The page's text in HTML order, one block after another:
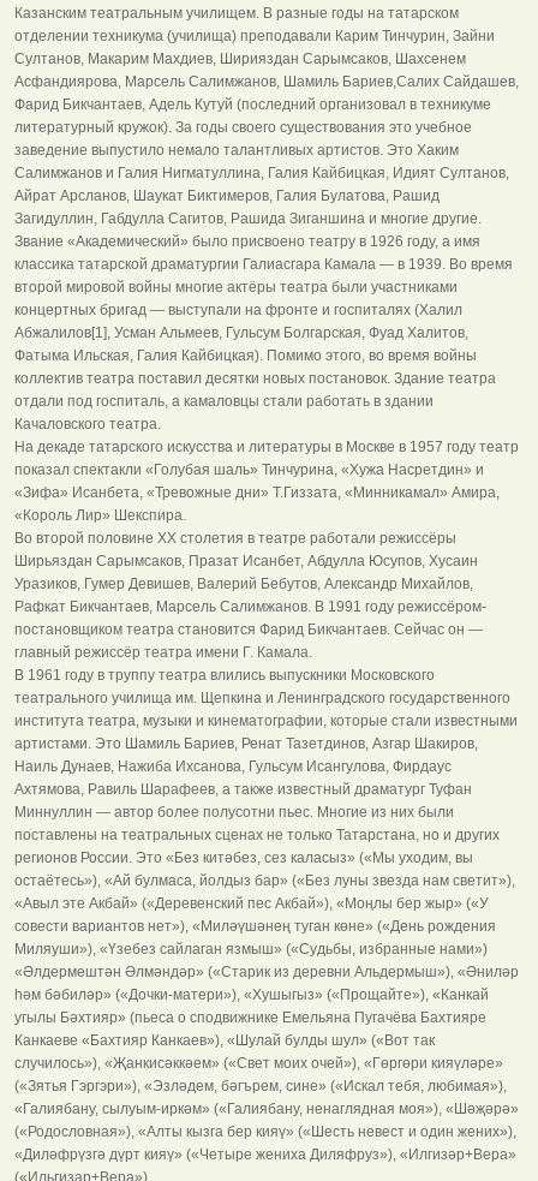
Казанским театральным училищем. В разные годы на татарском
отделении техникума (училища) преподавали Карим Тинчурин, Зайни
Султанов, Макарим Махдиев, Ширияздан Сарымсаков, Шахсенем
Асфандиярова, Марсель Салимжанов, Шамиль Бариев,Салих Сайдашев,
Фарид Бикчантаев, Адель Кутуй (последний организовал в техникуме
литературный кружок). За годы своего существования это учебное
заведение выпустило немало талантливых артистов. Это Хаким
Салимжанов и Галия Нигматуллина, Галия Кайбицкая, Идият Султанов,
Айрат Арсланов, Шаукат Биктимеров, Галия Булатова, Рашид
Загидуллин, Габдулла Сагитов, Рашида Зиганшина и многие другие.
Звание «Академический» было присвоено театру в 1926 году, а имя
классика татарской драматургии Галиасгара Камала — в 1939. Во время
второй мировой войны многие актёры театра были участниками
концертных бригад — выступали на фронте и госпиталях (Халил
Абжалилов[1], Усман Альмеев, Гульсум Болгарская, Фуад Халитов,
Фатыма Ильская, Галия Кайбицкая). Помимо этого, во время войны
коллектив театра поставил десятки новых постановок. Здание театра
отдали под госпиталь, а камаловцы стали работать в здании
Качаловского театра.
На декаде татарского искусства и литературы в Москве в 1957 году театр
показал спектакли «Голубая шаль» Тинчурина, «Хужа Насретдин» и
«Зифа» Исанбета, «Тревожные дни» Т.Гиззата, «Минникамал» Амира,
«Король Лир» Шекспира.
Во второй половине XX столетия в театре работали режиссёры
Ширьяздан Сарымсаков, Празат Исанбет, Абдулла Юсупов, Хусаин
Уразиков, Гумер Девишев, Валерий Бебутов, Александр Михайлов,
Рафкат Бикчантаев, Марсель Салимжанов. В 1991 году режиссёром-
постановщиком театра становится Фарид Бикчантаев. Сейчас он —
главный режиссёр театра имени Г. Камала.
В 1961 году в труппу театра влились выпускники Московского
театрального училища им. Щепкина и Ленинградского государственного
института театра, музыки и кинематографии, которые стали известными
артистами. Это Шамиль Бариев, Ренат Тазетдинов, Азгар Шакиров,
Наиль Дунаев, Нажиба Ихсанова, Гульсум Исангулова, Фирдаус
Ахтямова, Равиль Шарафеев, а также известный драматург Туфан
Миннуллин — автор более полусотни пьес. Многие из них были
поставлены на театральных сценах не только Татарстана, но и других
регионов России. Это «Без китәбез, сез каласыз» («Мы уходим, вы
остаётесь»), «Ай булмаса, йолдыз бар» («Без луны звезда нам светит»),
«Авыл эте Акбай» («Деревенский пес Акбай»), «Моңлы бер жыр» («У
совести вариантов нет»), «Миләүшәнең туган көне» («День рождения
Миляуши»), «Үзебез сайлаган язмыш» («Судьбы, избранные нами»)
«Әлдермештән Әлмәндәр» («Старик из деревни Альдермыш»), «Әниләр
һәм бәбиләр» («Дочки-матери»), «Хушыгыз» («Прощайте»), «Канкай
угылы Бәхтияр» (пьеса о сподвижнике Емельяна Пугачёва Бахтияре
Канкаеве «Бахтияр Канкаев»), «Шулай булды шул» («Вот так
случилось»), «Җанкисәккәем» («Свет моих очей»), «Гөргөри кияүләре»
(«Зятья Гэргэри»), «Эзләдем, бәгърем, сине» («Искал тебя, любимая»),
«Галиябану, сылуым-иркәм» («Галиябану, ненаглядная моя»), «Шәҗәрә»
(«Родословная»), «Алты кызга бер кияү» («Шесть невест и один жених»),
«Диләфрүзгә дүрт кияү» («Четыре жениха Диляфруз»), «Илгизәр+Вера»
(«Ильгизар+Вера»).